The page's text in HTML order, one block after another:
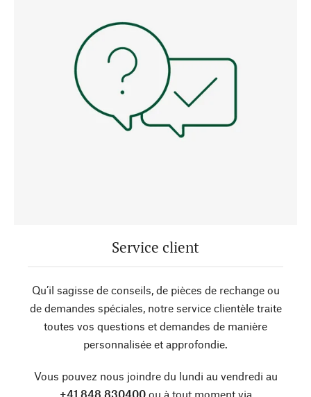
Service client
Qu’il sagisse de conseils, de pièces de rechange ou
de demandes spéciales, notre service clientèle traite
toutes vos questions et demandes de manière
personnalisée et approfondie.
Vous pouvez nous joindre du lundi au vendredi au
+41 848 830400ou à tout moment via